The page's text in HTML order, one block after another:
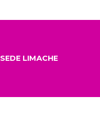
SEDE LIMACHE